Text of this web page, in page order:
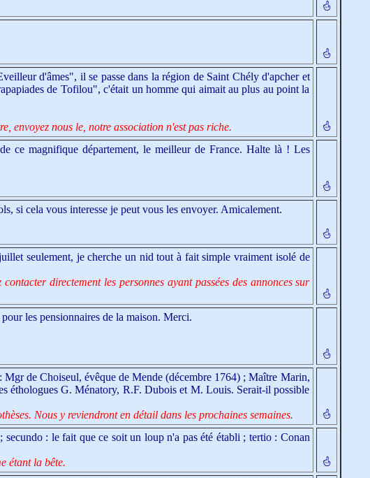
d'âmes", il se passe dans la région de Saint Chély d'apcher et
de Tofilou", c'était un homme qui aimait au plus au point la
envoyez nous le, notre association n'est pas riche.
ce magnifique département, le meilleur de France. Halte là ! Les
si cela vous interesse je peut vous les envoyer. Amicalement.
seulement, je cherche un nid tout à fait simple vraiment isolé de
directement les personnes ayant passées des annonces sur
les pensionnaires de la maison. Merci.
de Choiseul, évêque de Mende (décembre 1764) ; Maître Marin,
éthologues G. Ménatory, R.F. Dubois et M. Louis. Serait-il possible
Nous y reviendront en détail dans les prochaines semaines.
: le fait que ce soit un loup n'a pas été établi ; tertio : Conan
étant la bête.